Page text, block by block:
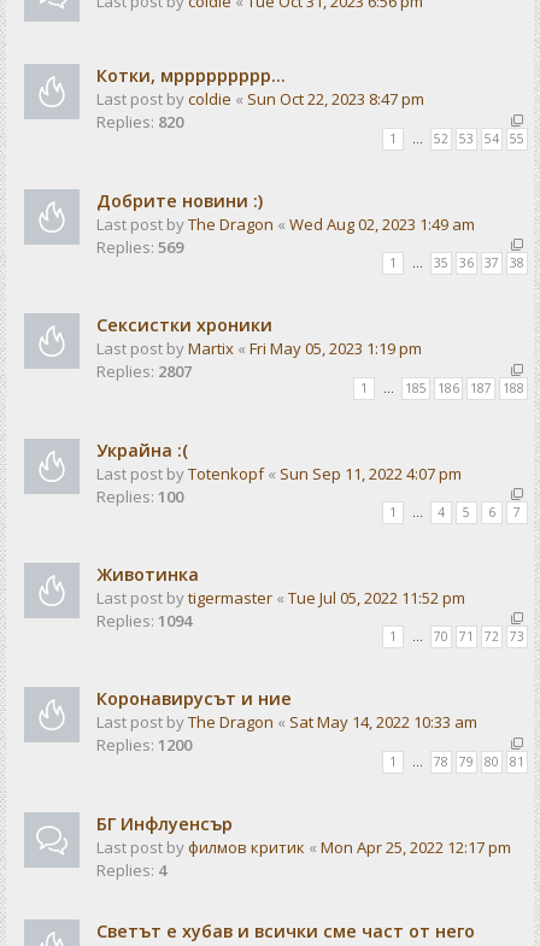
Котки, мррррррррр...
Last post bycoldie « Sun Oct 22, 2023 8:47 pm
Replies: 820
1 52 53 54 55
Добрите новини :)
Last post byThe Dragon « Wed Aug 02, 2023 1:49 am
Replies: 569
1 … 35 36 37 38
Сексистки хроники
Last post byMartix « Fri May 05, 2023 1:19 pm
Replies: 2807
1 185 186 187 188
Украйна :(
Last post byTotenkopf« Sun Sep 11, 2022 4:07 pm
Replies: 100
1 … 4 5 6 7
Животинка
Last post bytigermaster « Tue Jul 05, 2022 11:52 pm
Replies: 1094
1 … 70 71 72 73
Коронавирусът и ние
Last post byThe Dragon « Sat May 14, 2022 10:33 am
Replies: 1200
1 78 79 80 81
БГ Инфлуенсър
Last post byфилмов критик « Mon Apr 25, 2022 12:17 pm
Replies: 4
Светът е хубав и всички сме част от него